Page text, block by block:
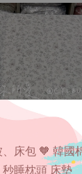
床包 🧡 韓國
秒睡枕頭 床墊